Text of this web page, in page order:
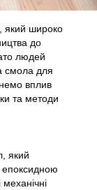
який широко
до
людей
смола для
вплив
та методи
який
епоксидною